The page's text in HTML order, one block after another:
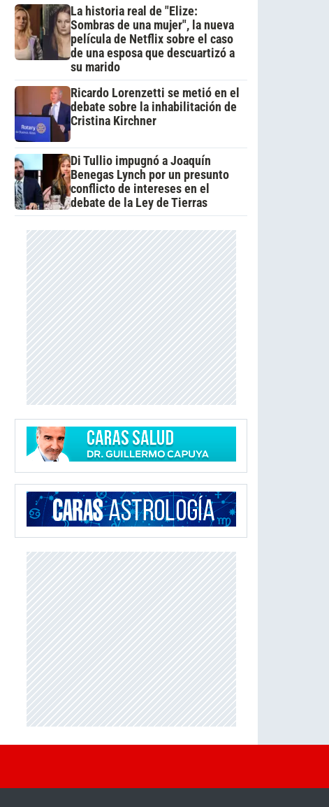
La historia real de "Elize:
Sombras de una mujer", la nueva
película de Netflix sobre el caso
de una esposa que descuartizó a
su marido
Ricardo Lorenzetti se metió en el
debate sobre la inhabilitación de
Cristina Kirchner
Di Tullio impugnó a Joaquín
Benegas Lynch por un presunto
conflicto de intereses en el
debate de la Ley de Tierras